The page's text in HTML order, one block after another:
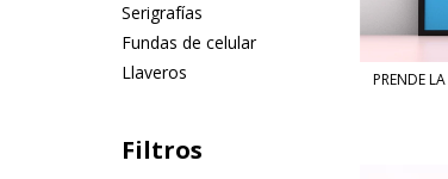
Serigrafías
Fundas de celular
Llaveros
Filtros
PRENDE